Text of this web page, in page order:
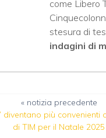
come Libero
stesura di
indagini di
« notizia precedente
diventano più convenienti
di TIM per il Natale 2025